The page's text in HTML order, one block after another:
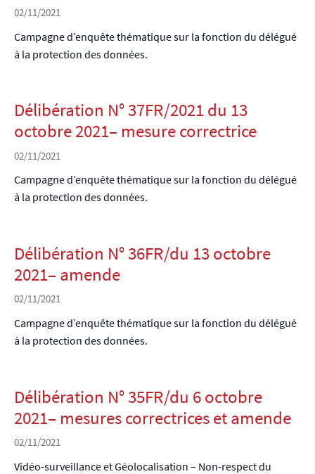
02/11/2021
Campagne d’enquête thématique sur la fonction du délégué
à la protection des données.
Délibération N° 37FR/2021 du 13
octobre 2021– mesure correctrice
02/11/2021
Campagne d’enquête thématique sur la fonction du délégué
à la protection des données.
Délibération N° 36FR/du 13 octobre
2021– amende
02/11/2021
Campagne d’enquête thématique sur la fonction du délégué
à la protection des données.
Délibération N° 35FR/du 6 octobre
2021– mesures correctrices et amende
02/11/2021
Vidéo-surveillance et Géolocalisation – Non-respect du